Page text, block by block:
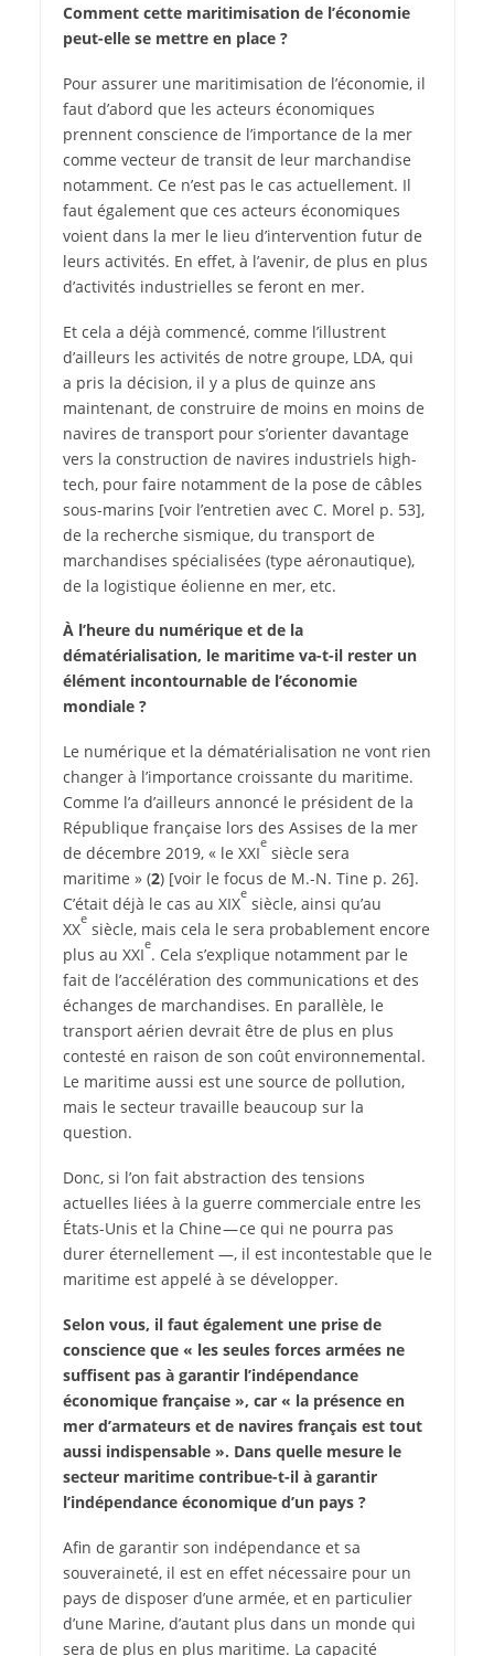
Comment cette maritimisation de l’économie
peut-elle se mettre en place ?
Pour assurer une maritimisation de l’économie, il
faut d’abord que les acteurs économiques
prennent conscience de l’importance de la mer
comme vecteur de transit de leur marchandise
notamment. Ce n’est pas le cas actuellement. Il
faut également que ces acteurs économiques
voient dans la mer le lieu d’intervention futur de
leurs activités. En effet, à l’avenir, de plus en plus
d’activités industrielles se feront en mer.
Et cela a déjà commencé, comme l’illustrent
d’ailleurs les activités de notre groupe, LDA, qui
a pris la décision, il y a plus de quinze ans
maintenant, de construire de moins en moins de
navires de transport pour s’orienter davantage
vers la construction de navires industriels high-
tech, pour faire notamment de la pose de câbles
sous-marins [voir l’entretien avec C. Morel p. 53],
de la recherche sismique, du transport de
marchandises spécialisées (type aéronautique),
de la logistique éolienne en mer, etc.
À l’heure du numérique et de la
dématérialisation, le maritime va-t-il rester un
élément incontournable de l’économie
mondiale ?
Le numérique et la dématérialisation ne vont rien
changer à l’importance croissante du maritime.
Comme l’a d’ailleurs annoncé le président de la
République française lors des Assises de la mer
de décembre 2019, « le XXI
e
siècle sera
maritime » (2) [voir le focus de M.-N. Tine p. 26].
C’était déjà le cas au XIX
e
siècle, ainsi qu’au
XX
e
siècle, mais cela le sera probablement encore
plus au XXI
e
. Cela s’explique notamment par le
fait de l’accélération des communications et des
échanges de marchandises. En parallèle, le
transport aérien devrait être de plus en plus
contesté en raison de son coût environnemental.
Le maritime aussi est une source de pollution,
mais le secteur travaille beaucoup sur la
question.
Donc, si l’on fait abstraction des tensions
actuelles liées à la guerre commerciale entre les
États-Unis et la Chine — ce qui ne pourra pas
durer éternellement —, il est incontestable que le
maritime est appelé à se développer.
Selon vous, il faut également une prise de
conscience que « les seules forces armées ne
suffisent pas à garantir l’indépendance
économique française », car « la présence en
mer d’armateurs et de navires français est tout
aussi indispensable ». Dans quelle mesure le
secteur maritime contribue-t-il à garantir
l’indépendance économique d’un pays ?
Afin de garantir son indépendance et sa
souveraineté, il est en effet nécessaire pour un
pays de disposer d’une armée, et en particulier
d’une Marine, d’autant plus dans un monde qui
sera de plus en plus maritime. La capacité